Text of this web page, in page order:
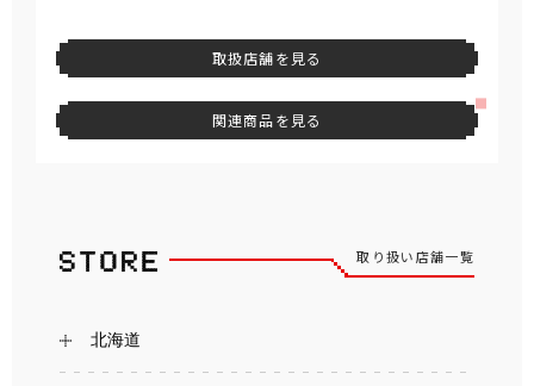
取扱店舗を見る
関連商品を見る
取り扱い店舗一覧
北海道